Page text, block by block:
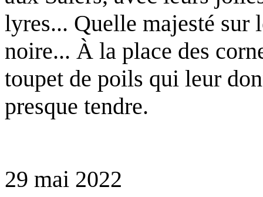
lyres... Quelle majesté sur
noire... À la place des
toupet de poils qui leur
presque tendre.
29 mai 2022